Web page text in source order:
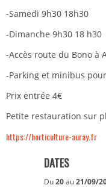
-Samedi 9h30 18h30
-Dimanche 9h30 18 h30
-Accès route du Bono à
-Parking et minibus
Prix entrée 4€
Petite restauration sur
https://horticulture-auray.fr
DATES
Du20au21/09/